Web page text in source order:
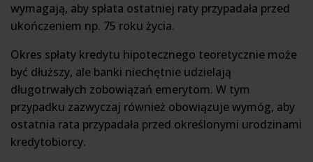
wymagają, aby spłata ostatniej raty przypadała przed
ukończeniem np. 75 roku życia.
Okres spłaty kredytu hipotecznego teoretycznie może
być dłuższy, ale banki niechętnie udzielają
długotrwałych zobowiązań emerytom. W tym
przypadku zazwyczaj również obowiązuje wymóg, aby
ostatnia rata przypadała przed określonymi urodzinami
kredytobiorcy.